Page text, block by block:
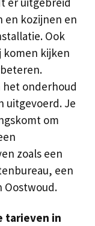
en kozijnen en
Ook
komen kijken
het onderhoud
uitgevoerd. Je
om
zoals een
een
Oostwoud.
tarieven in